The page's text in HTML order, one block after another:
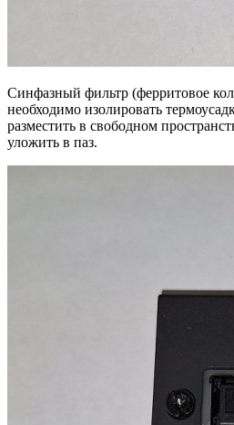
Синфазный фильтр (ферритовое
необходимо изолировать
разместить в свободном
уложить в паз.